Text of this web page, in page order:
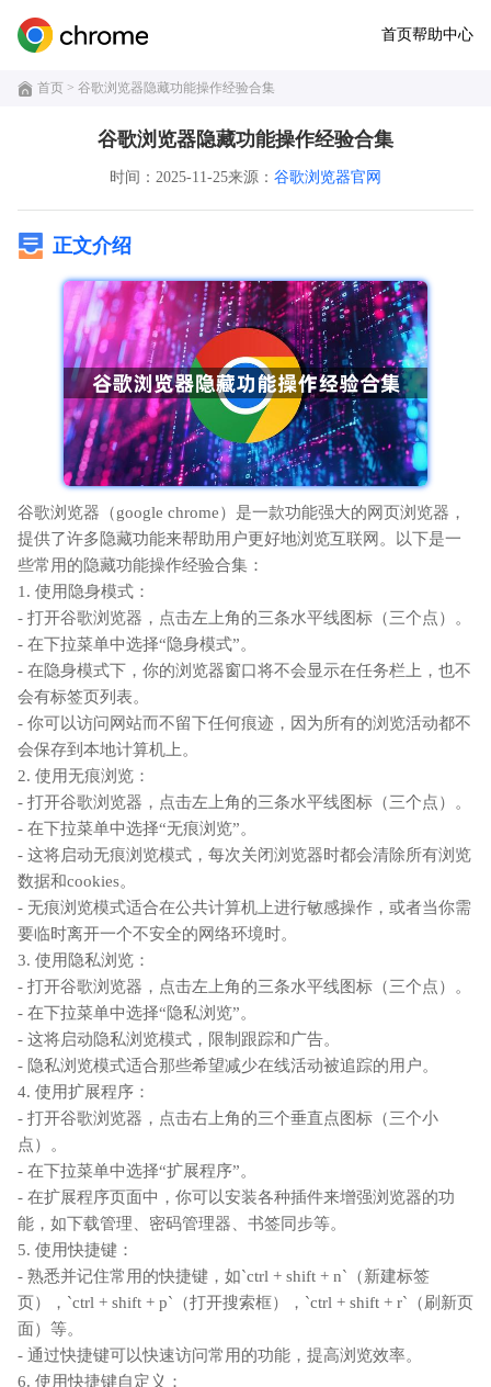
首页帮助中心
首页 > 谷歌浏览器隐藏功能操作经验合集
谷歌浏览器隐藏功能操作经验合集
时间：2025-11-25来源： 谷歌浏览器官网
正文介绍
谷歌浏览器（google chrome）是一款功能强大的网页浏览器，
提供了许多隐藏功能来帮助用户更好地浏览互联网。以下是一
些常用的隐藏功能操作经验合集：
1. 使用隐身模式：
- 打开谷歌浏览器，点击左上角的三条水平线图标（三个点）。
- 在下拉菜单中选择“隐身模式”。
- 在隐身模式下，你的浏览器窗口将不会显示在任务栏上，也不
会有标签页列表。
- 你可以访问网站而不留下任何痕迹，因为所有的浏览活动都不
会保存到本地计算机上。
2. 使用无痕浏览：
- 打开谷歌浏览器，点击左上角的三条水平线图标（三个点）。
- 在下拉菜单中选择“无痕浏览”。
- 这将启动无痕浏览模式，每次关闭浏览器时都会清除所有浏览
数据和cookies。
- 无痕浏览模式适合在公共计算机上进行敏感操作，或者当你需
要临时离开一个不安全的网络环境时。
3. 使用隐私浏览：
- 打开谷歌浏览器，点击左上角的三条水平线图标（三个点）。
- 在下拉菜单中选择“隐私浏览”。
- 这将启动隐私浏览模式，限制跟踪和广告。
- 隐私浏览模式适合那些希望减少在线活动被追踪的用户。
4. 使用扩展程序：
- 打开谷歌浏览器，点击右上角的三个垂直点图标（三个小
点）。
- 在下拉菜单中选择“扩展程序”。
- 在扩展程序页面中，你可以安装各种插件来增强浏览器的功
能，如下载管理、密码管理器、书签同步等。
5. 使用快捷键：
- 熟悉并记住常用的快捷键，如`ctrl + shift + n`（新建标签
页），`ctrl + shift + p`（打开搜索框），`ctrl + shift + r`（刷新页
面）等。
- 通过快捷键可以快速访问常用的功能，提高浏览效率。
6. 使用快捷键自定义：